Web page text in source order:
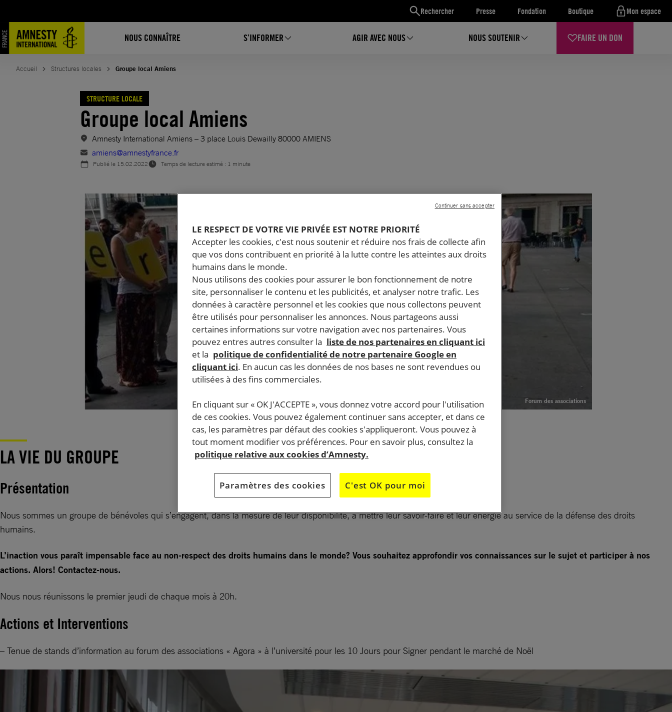
Rechercher Presse Fondation Boutique Mon espace
NOUS CONNAÎTRE S’INFORMER AGIR AVEC NOUS NOUS SOUTENIR FAIRE UN DON
contenu
Accueil Structures locales Groupe local Amiens
STRUCTURE LOCALE
Groupe local Amiens
Amnesty International Amiens – 3 place Louis Dewailly 80000 AMIENS
amiens@amnestyfrance.fr
Publié le 15.02.2022 Temps de lecture estimé : 1 minute
Forum des associations
LA VIE DU GROUPE
Présentation
Nous sommes un groupe de bénévoles qui s’engagent, dans la mesure de leur disponibilité, à mettre leur savoir-faire et leur énergie au service de la défense des droits
humains.
L’inaction vous paraît impensable face au non-respect des droits humains dans le monde? Vous souhaitez approfondir vos connaissances sur le sujet et participer à nos
actions. Alors! Contactez-nous.
Nous nous réunissons le premier jeudi de chaque mois à 20h.
Actions et Interventions
– Tenue de stands d’information au forum des associations « Agora » à l’université pour les 10 Jours pour Signer pendant le marché de Noël
LE RESPECT DE VOTRE VIE PRIVÉE EST NOTRE PRIORITÉ
Accepter les cookies, c'est nous soutenir et réduire nos frais de collecte afin
que vos dons contribuent en priorité à la lutte contre les atteintes aux droits
humains dans le monde.
Nous utilisons des cookies pour assurer le bon fonctionnement de notre
site, personnaliser le contenu et les publicités, et analyser notre trafic. Les
données à caractère personnel et les cookies que nous collectons peuvent
être utilisés pour personnaliser les annonces. Nous partageons aussi
certaines informations sur votre navigation avec nos partenaires. Vous
pouvez entres autres consulter la liste de nos partenaires en cliquant ici
et la politique de confidentialité de notre partenaire Google en
cliquant ici. En aucun cas les données de nos bases ne sont revendues ou
utilisées à des fins commerciales.
En cliquant sur « OK J'ACCEPTE », vous donnez votre accord pour l'utilisation
de ces cookies. Vous pouvez également continuer sans accepter, et dans ce
cas, les paramètres par défaut des cookies s'appliqueront. Vous pouvez à
tout moment modifier vos préférences. Pour en savoir plus, consultez la
politique relative aux cookies d’Amnesty.
Paramètres des cookies C'est OK pour moi
Continuer sans accepter